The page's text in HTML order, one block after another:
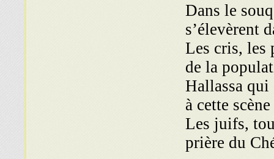
Dans le
s’élevèrent
Les cris, les
de la
Hallassa qui
à cette
Les juifs,
prière du